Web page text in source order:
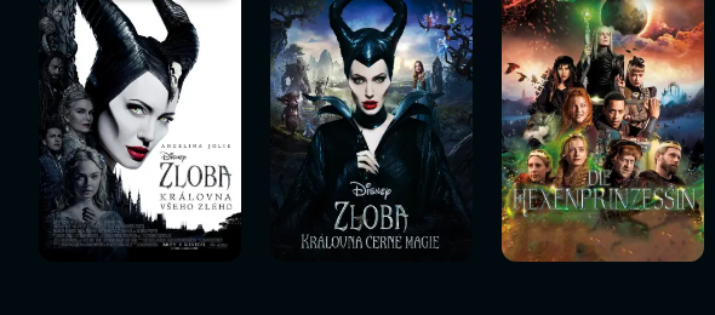
Sledovat
nyní
Sledovat nyní
Sledovat
nyní
Sledovat nyní
Sledovat
nyní
Sledovat nyní